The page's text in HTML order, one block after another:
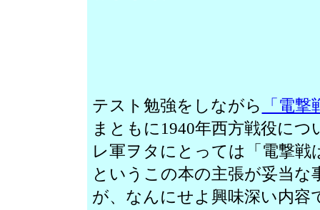
テスト勉強をしながら
「電
まともに1940年西方戦役に
レ軍ヲタにとっては「電撃戦
というこの本の主張が妥当
が、なんにせよ興味深い内容